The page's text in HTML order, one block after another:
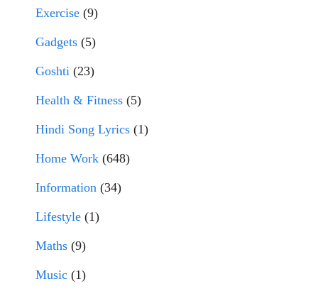
Exercise (9)
Gadgets (5)
Goshti (23)
Health & Fitness (5)
Hindi Song Lyrics (1)
Home Work (648)
Information (34)
Lifestyle (1)
Maths (9)
Music (1)